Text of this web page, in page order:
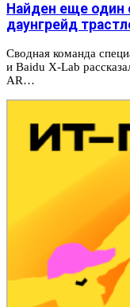
Найден еще один
даунгрейд
Сводная команда
и Baidu X-Lab
AR…